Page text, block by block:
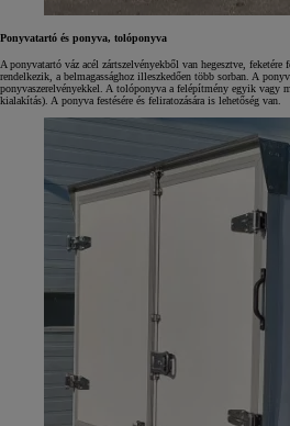
Ponyvatartó és ponyva, tolóponyva
A ponyvatartó váz acél zártszelvényekből van hegesztve,
rendelkezik, a belmagassághoz illeszkedően több sorban. A
ponyvaszerelvényekkel. A tolóponyva a felépítmény egyik vagy
kialakítás). A ponyva festésére és feliratozására is lehetőség van.